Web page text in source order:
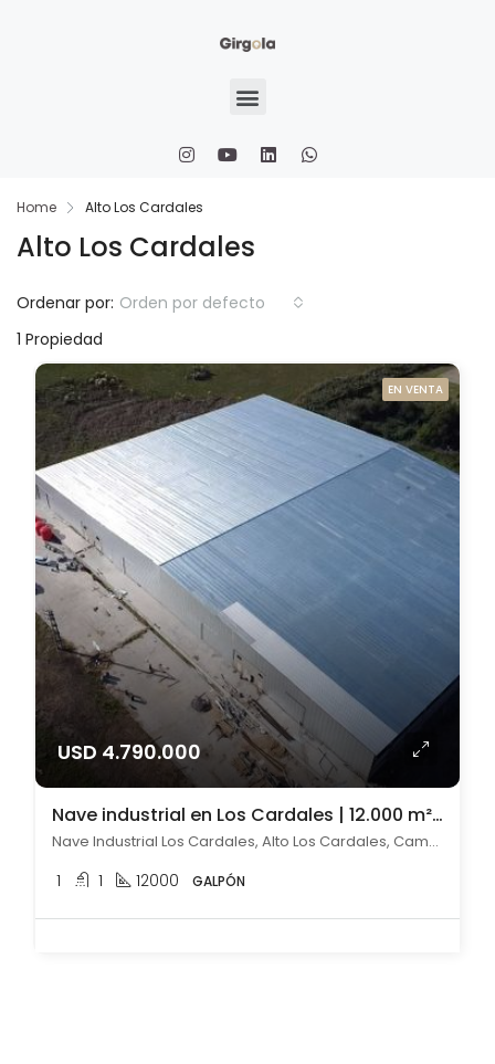
Home Alto Los Cardales
Alto Los Cardales
1 Propiedad
Ordenar por: Orden por defecto
EN VENTA
USD 4.790.000
Nave industrial en Los Cardales | 12.000 m² cubiertos
Nave Industrial Los Cardales, Alto Los Cardales, Campana
1 1 12000 GALPÓN